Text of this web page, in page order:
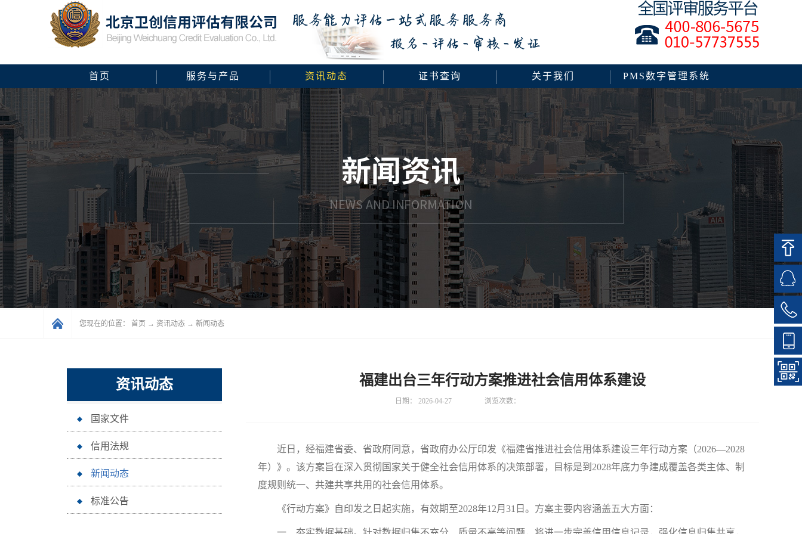
首页 服务与产品 资讯动态 证书查询 关于我们 PMS数字管理系统
您现在的位置： 首页 → 资讯动态 → 新闻动态
资讯动态
国家文件
信用法规
新闻动态
标准公告
福建出台三年行动方案推进社会信用体系建设
日期： 2026-04-27 浏览次数：
近日，经福建省委、省政府同意，省政府办公厅印发《福建省推进社会信用体系建设三年行动方案（2026—2028
年）》。该方案旨在深入贯彻国家关于健全社会信用体系的决策部署，目标是到2028年底力争建成覆盖各类主体、制
度规则统一、共建共享共用的社会信用体系。
《行动方案》自印发之日起实施，有效期至2028年12月31日。方案主要内容涵盖五大方面：